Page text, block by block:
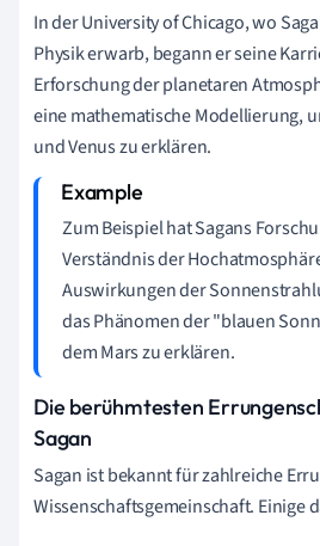
In der University of Chicago, wo
Physik erwarb, begann er seine
Erforschung der planetaren
eine mathematische Modellierung,
und Venus zu erklären.
Zum Beispiel hat Sagans
Verständnis der
Auswirkungen der
das Phänomen der "blauen
dem Mars zu erklären.
Die berühmtesten
Sagan
Sagan ist bekannt für zahlreiche
Wissenschaftsgemeinschaft. Einige